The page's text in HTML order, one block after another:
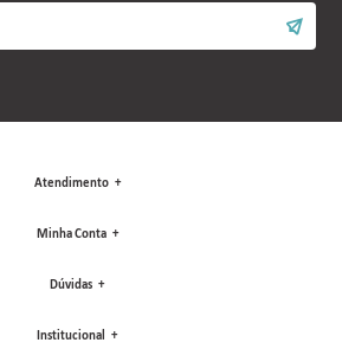
Atendimento
Minha Conta
Dúvidas
Institucional